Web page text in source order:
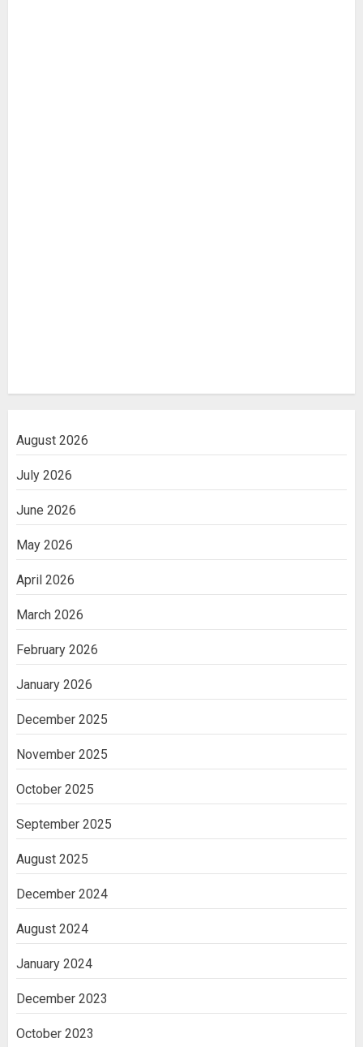
August 2026
July 2026
June 2026
May 2026
April 2026
March 2026
February 2026
January 2026
December 2025
November 2025
October 2025
September 2025
August 2025
December 2024
August 2024
January 2024
December 2023
October 2023